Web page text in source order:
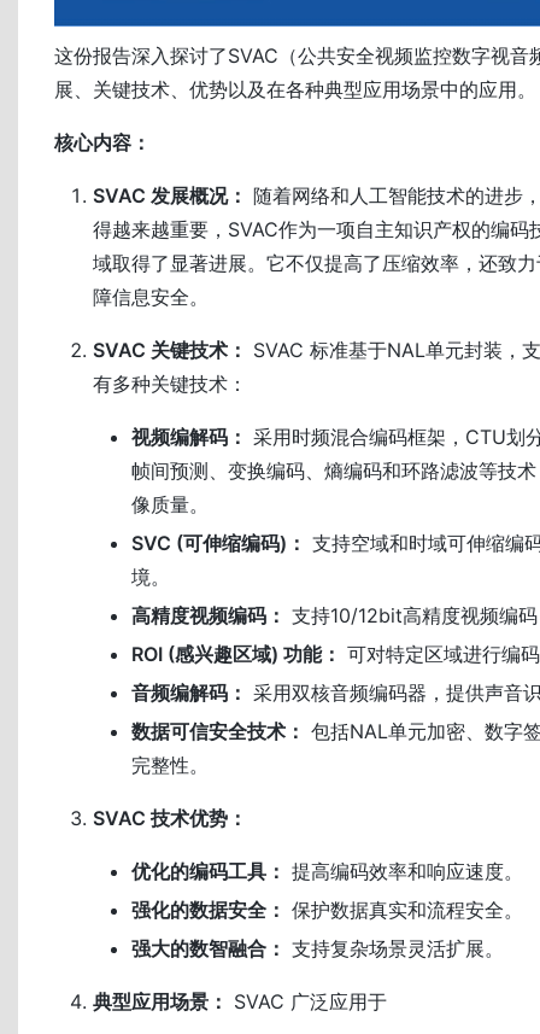
这份报告深入探讨了SVAC（公共安全视频监控数字视音
展、关键技术、优势以及在各种典型应用场景中的应用。
核心内容：
SVAC 发展概况： 随着网络和人工智能技术的进步
得越来越重要，SVAC作为一项自主知识产权的编码
域取得了显著进展。它不仅提高了压缩效率，还致
障信息安全。
SVAC 关键技术： SVAC 标准基于NAL单元封装，
有多种关键技术：
视频编解码： 采用时频混合编码框架，CTU划
帧间预测、变换编码、熵编码和环路滤波等技
像质量。
SVC (可伸缩编码)： 支持空域和时域可伸缩编
境。
高精度视频编码： 支持10/12bit高精度视频编
ROI (感兴趣区域) 功能： 可对特定区域进行编
音频编解码： 采用双核音频编码器，提供声音
数据可信安全技术： 包括NAL单元加密、数字
完整性。
SVAC 技术优势：
优化的编码工具： 提高编码效率和响应速度。
强化的数据安全： 保护数据真实和流程安全。
强大的数智融合： 支持复杂场景灵活扩展。
典型应用场景： SVAC 广泛应用于